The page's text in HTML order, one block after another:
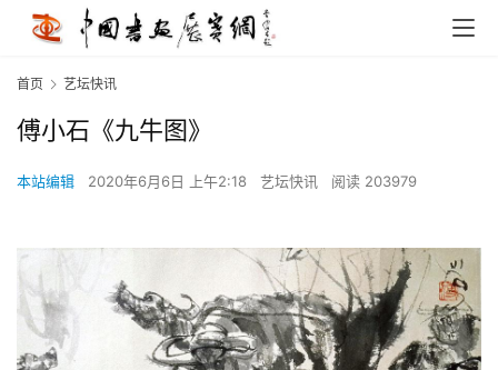
首页 艺坛快讯
傅小石《九牛图》
本站编辑 2020年6月6日 上午2:18 艺坛快讯 阅读 203979